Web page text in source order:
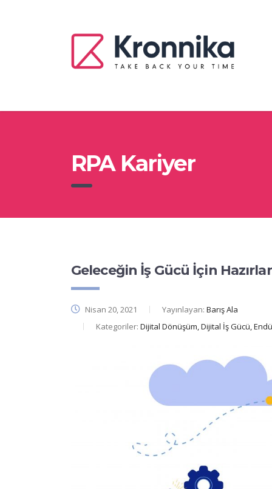
RPA Kariyer
Geleceğin İş Gücü İçin
Nisan 20, 2021 Yayınlayan: Barış Ala
Kategoriler: Dijital Dönüşüm, Dijital İş Gücü,